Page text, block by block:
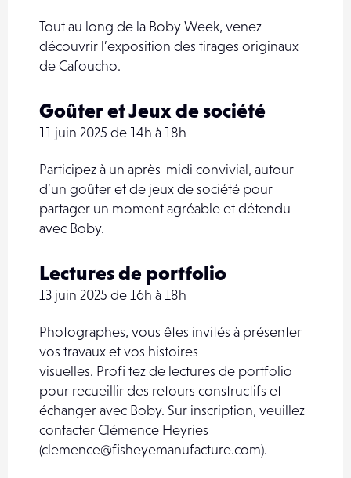
Tout au long de la Boby Week, venez
découvrir l’exposition des tirages originaux
de Cafoucho.
Goûter et Jeux de société
11 juin 2025 de 14h à 18h
Participez à un après-midi convivial, autour
d’un goûter et de jeux de société pour
partager un moment agréable et détendu
avec Boby.
Lectures de portfolio
13 juin 2025 de 16h à 18h
Photographes, vous êtes invités à présenter
vos travaux et vos histoires
visuelles. Profi tez de lectures de portfolio
pour recueillir des retours constructifs et
échanger avec Boby. Sur inscription, veuillez
contacter Clémence Heyries
(clemence@fisheyemanufacture.com).